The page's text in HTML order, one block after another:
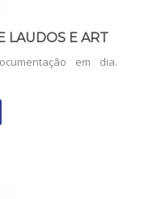
LAUDOS E ART
em dia.